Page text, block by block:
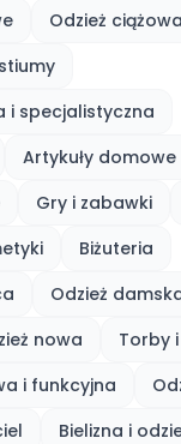
Odzież ciążowa
i specjalistyczna
Artykuły domowe
Gry i zabawki
Biżuteria
Odzież
nowa
Torby
i funkcyjna
Bielizna i